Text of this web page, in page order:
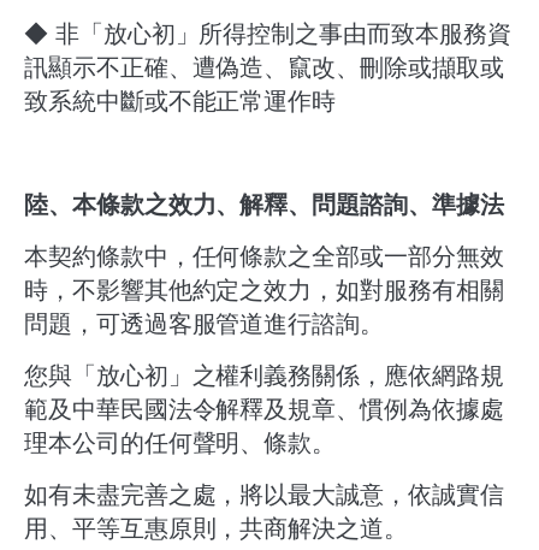
◆ 非「放心初」所得控制之事由而致本服務資
訊顯示不正確、遭偽造、竄改、刪除或擷取或
致系統中斷或不能正常運作時
陸、本條款之效力、解釋、問題諮詢、準據法
本契約條款中，任何條款之全部或一部分無效
時，不影響其他約定之效力，如對服務有相關
問題，可透過客服管道進行諮詢。
您與「放心初」之權利義務關係，應依網路規
範及中華民國法令解釋及規章、慣例為依據處
理本公司的任何聲明、條款。
如有未盡完善之處，將以最大誠意，依誠實信
用、平等互惠原則，共商解決之道。